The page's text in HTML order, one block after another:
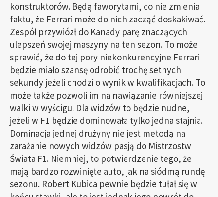
konstruktorów. Będą faworytami, co nie zmienia
faktu, że Ferrari może do nich zacząć doskakiwać.
Zespół przywiózł do Kanady parę znaczących
ulepszeń swojej maszyny na ten sezon. To może
sprawić, że do tej pory niekonkurencyjne Ferrari
będzie miało szansę odrobić trochę setnych
sekundy jeżeli chodzi o wynik w kwalifikacjach. To
może także pozwoli im na nawiązanie równiejszej
walki w wyścigu. Dla widzów to będzie nudne,
jeżeli w F1 będzie dominowała tylko jedna stajnia.
Dominacja jednej drużyny nie jest metodą na
zarażanie nowych widzów pasją do Mistrzostw
Świata F1. Niemniej, to potwierdzenie tego, że
mają bardzo rozwinięte auto, jak na siódmą rundę
sezonu. Robert Kubica pewnie będzie tułał się w